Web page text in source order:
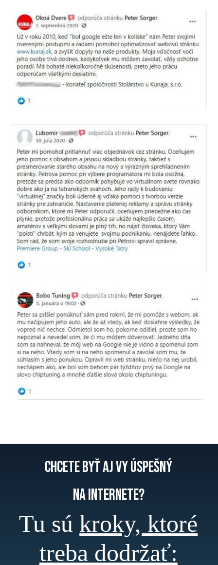
Chcete byť aj VY ÚSPEŠNÝ
na internete?
Tu sú kroky, ktoré
treba dodržať: